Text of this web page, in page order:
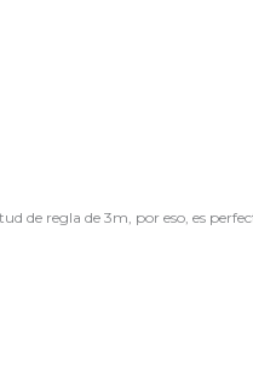
de regla de 3m, por eso, es